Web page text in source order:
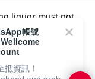
liquor must not
in the course of
(18 歲以下人士)
帳號
資訊！